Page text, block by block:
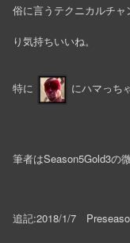
俗に言うテクニカルチャ
り気持ちいいね。
特に にハマっち
筆者はSeason5Gold3の
追記:2018/1/7